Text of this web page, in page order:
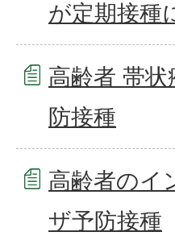
が定期接種
高齢者 帯状
防接種
高齢者のイ
ザ予防接種